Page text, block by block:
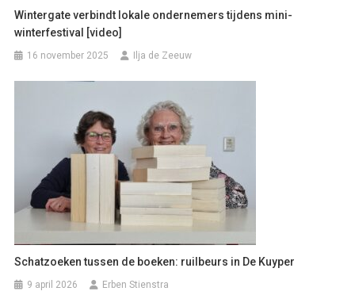
Wintergate verbindt lokale ondernemers tijdens mini-
winterfestival [video]
16 november 2025 Ilja de Zeeuw
Schatzoeken tussen de boeken: ruilbeurs in De Kuyper
9 april 2026 Erben Stienstra